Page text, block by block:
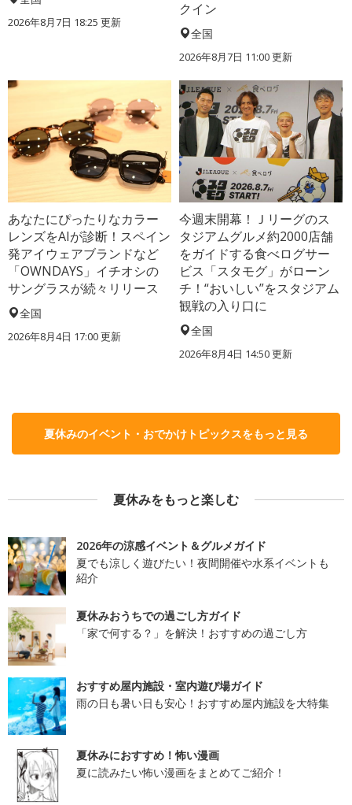
2026年8月7日 18:25 更新
クイン
全国
2026年8月7日 11:00更新
あなたにぴったりなカラー
レンズをAIが診断！スペイン
発アイウェアブランドなど
「OWNDAYS」イチオシの
サングラスが続々リリース
全国
2026年8月4日 17:00更新
今週末開幕！Ｊリーグのス
タジアムグルメ約2000店舗
をガイドする食べログサー
ビス「スタモグ」がローン
チ！“おいしい”をスタジアム
観戦の入り口に
全国
2026年8月4日 14:50更新
夏休みのイベント・おでかけトピックスをもっと見る
夏休みをもっと楽しむ
2026年の涼感イベント＆グルメガイド
夏でも涼しく遊びたい！夜間開催や水系イベントも
紹介
夏休みおうちでの過ごし方ガイド
「家で何する？」を解決！おすすめの過ごし方
おすすめ屋内施設・室内遊び場ガイド
雨の日も暑い日も安心！おすすめ屋内施設を大特集
夏休みにおすすめ！怖い漫画
夏に読みたい怖い漫画をまとめてご紹介！